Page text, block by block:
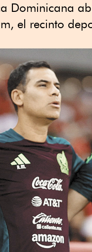
Dominicana
el recinto